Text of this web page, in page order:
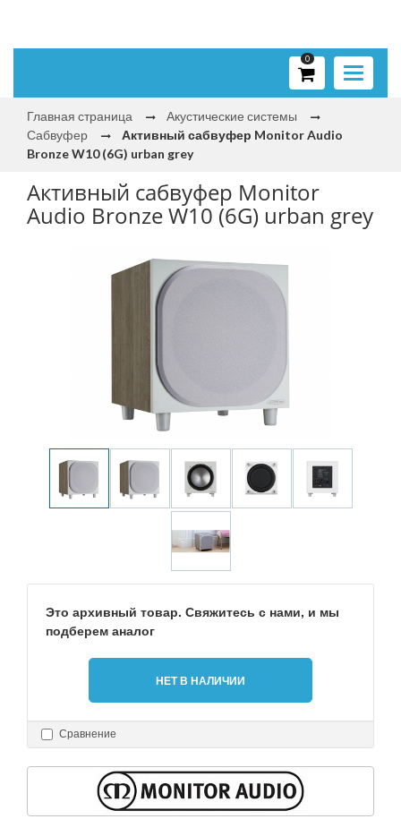
Toggle
0
Главная страница
Акустические системы
Сабвуфер
Активный сабвуфер Monitor Audio
Bronze W10 (6G) urban grey
Активный сабвуфер Monitor
Audio Bronze W10 (6G) urban grey
Это архивный товар. Свяжитесь с нами, и мы
подберем аналог
НЕТ В НАЛИЧИИ
Сравнение